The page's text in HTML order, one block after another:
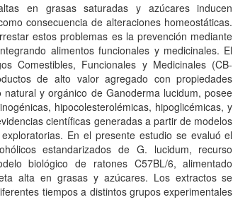
en grasas saturadas y azúcares inducen
consecuencia de alteraciones homeostáticas.
estos problemas es la prevención mediante
alimentos funcionales y medicinales. El
Comestibles, Funcionales y Medicinales (CB-
de alto valor agregado con propiedades
y orgánico de Ganoderma lucidum, posee
hipocolesterolémicas, hipoglicémicas, y
científicas generadas a partir de modelos
En el presente estudio se evaluó el
estandarizados de G. lucidum, recurso
biológico de ratones C57BL/6, alimentado
alta en grasas y azúcares. Los extractos se
tiempos a distintos grupos experimentales